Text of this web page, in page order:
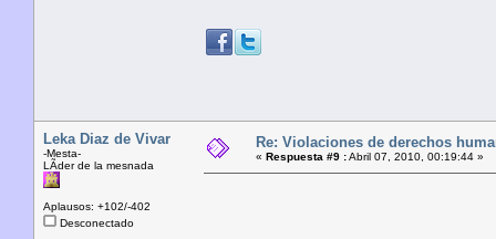
Leka Diaz de Vivar
-Mesta-
LÃ­der de la mesnada
Aplausos: +102/-402
Desconectado
Re: Violaciones de derechos
« Respuesta #9 :Abril 07, 2010, 00:19:44 »